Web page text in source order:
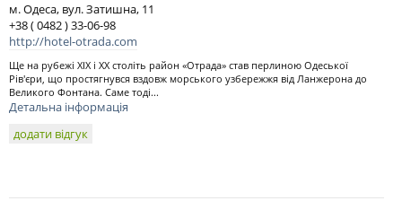
м. Одеса, вул. Затишна, 11
+38 ( 0482 ) 33-06-98
http://hotel-otrada.com
Ще на рубежі ХІХ і ХХ століть район «Отрада» став перлиною Одеської
Рів'єри, що простягнувся вздовж морського узбережжя від Ланжерона до
Великого Фонтана. Саме тоді...
Детальна інформація
додати відгук